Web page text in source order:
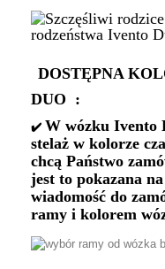
DOSTĘPNA
DUO :
✔️ W wózku Ivento
stelaż w kolorze
chcą Państwo
jest to pokazana
wiadomość do
ramy i kolorem